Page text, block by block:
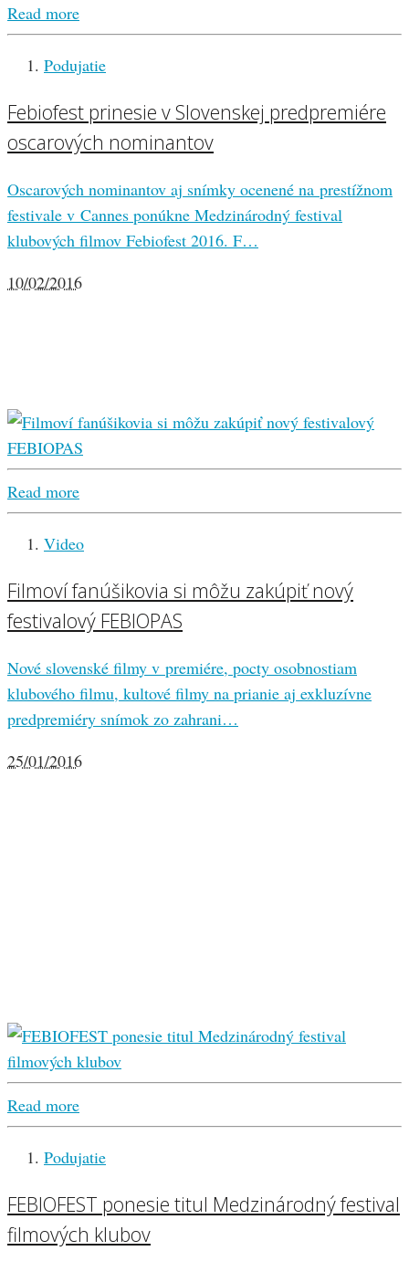
Read more
Podujatie
Febiofest prinesie v Slovenskej predpremiére
oscarových nominantov
Oscarových nominantov aj snímky ocenené na prestížnom
festivale v Cannes ponúkne Medzinárodný festival
klubových filmov Febiofest 2016. F…
10/02/2016
Read more
Video
Filmoví fanúšikovia si môžu zakúpiť nový
festivalový FEBIOPAS
Nové slovenské filmy v premiére, pocty osobnostiam
klubového filmu, kultové filmy na prianie aj exkluzívne
predpremiéry snímok zo zahrani…
25/01/2016
Read more
Podujatie
FEBIOFEST ponesie titul Medzinárodný festival
filmových klubov